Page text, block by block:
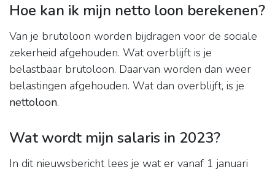
Hoe kan ik mijn netto loon berekenen?
Van je brutoloon worden bijdragen voor de sociale
zekerheid afgehouden. Wat overblijft is je
belastbaar brutoloon. Daarvan worden dan weer
belastingen afgehouden. Wat dan overblijft, is je
nettoloon.
Wat wordt mijn salaris in 2023?
In dit nieuwsbericht lees je wat er vanaf 1 januari